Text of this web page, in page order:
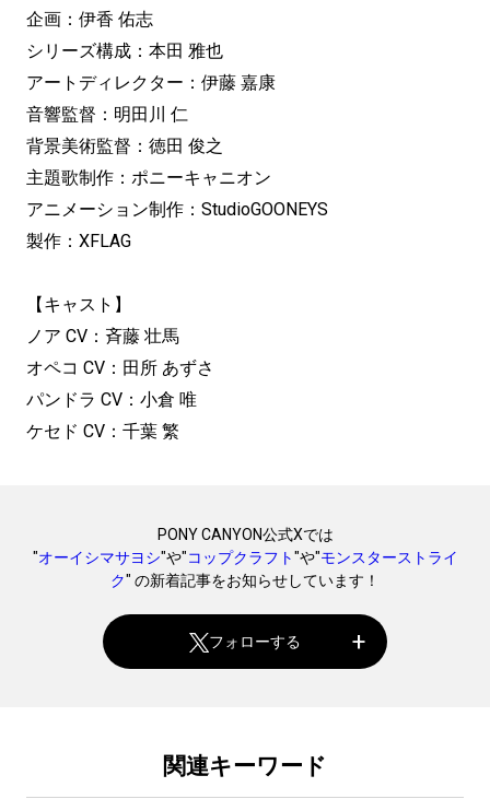
企画：伊香 佑志
シリーズ構成：本田 雅也
アートディレクター：伊藤 嘉康
音響監督：明田川 仁
背景美術監督：徳田 俊之
主題歌制作：ポニーキャニオン
アニメーション制作：StudioGOONEYS
製作：XFLAG
【キャスト】
ノア CV：斉藤 壮馬
オペコ CV：田所 あずさ
パンドラ CV：小倉 唯
ケセド CV：千葉 繁
PONY CANYON公式Xでは
"オーイシマサヨシ"や"コップクラフト"や"モンスターストライ
ク" の新着記事をお知らせしています！
フォローする
関連キーワード